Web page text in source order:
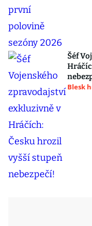
Šéf
Blesk